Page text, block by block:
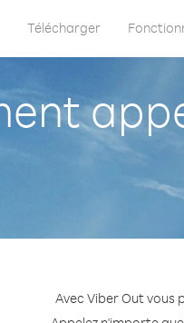
Télécharger
Avec Viber Out vous